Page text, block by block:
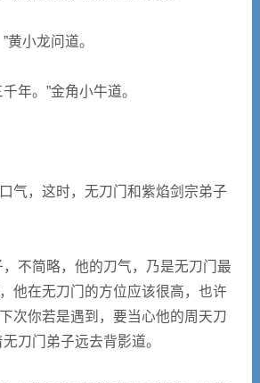
小龙问道。
年。”金角小牛道。
气，这时，无刀门和紫焰剑宗弟子
不简略，他的刀气，乃是无刀门最
他在无刀门的方位应该很高，也许
次你若是遇到，要当心他的周天刀
刀门弟子远去背影道。